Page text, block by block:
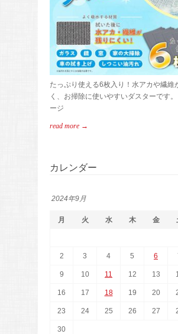
たっぷり使える6枚入り！水アカや繊維
く、お掃除に使いやすいダスターです
ージ
read more →
カレンダー
2024年9月
月 火 水 木 金
2 3 4 5 6
9 10 11 12 13
16 17 18 19 20
23 24 25 26 27
30